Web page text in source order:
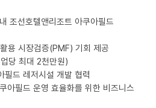
조선호텔앤리조트 아쿠아필드
용 시장검증(PMF) 기회 제공
당 최대 2천만원)
필드 레저시설 개발 협력
필드 운영 효율화를 위한 비즈니스